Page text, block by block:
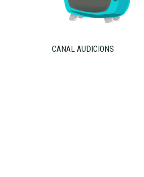
CANAL AUDICIONS